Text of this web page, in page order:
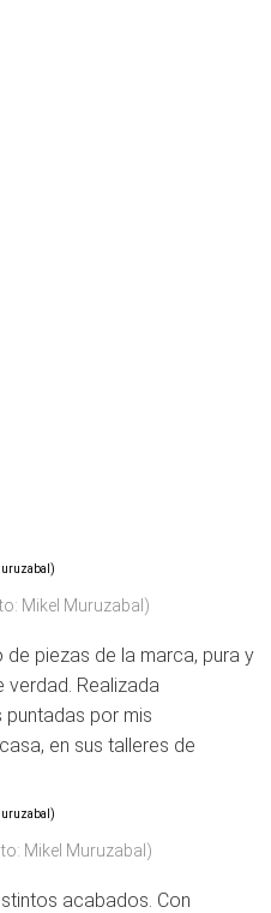
Mikel Muruzabal)
piezas de la marca, pura y
verdad. Realizada
por mis
en sus talleres de
Mikel Muruzabal)
acabados. Con